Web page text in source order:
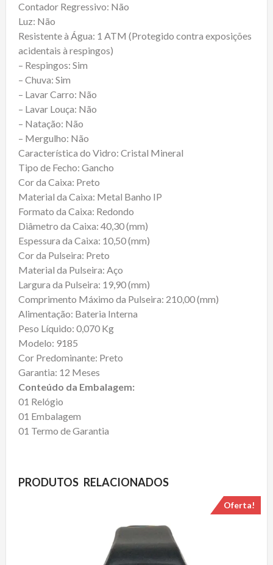
Contador Regressivo: Não
Luz: Não
Resistente à Água: 1 ATM (Protegido contra exposições
acidentais à respingos)
– Respingos: Sim
– Chuva: Sim
– Lavar Carro: Não
– Lavar Louça: Não
– Natação: Não
– Mergulho: Não
Característica do Vidro: Cristal Mineral
Tipo de Fecho: Gancho
Cor da Caixa: Preto
Material da Caixa: Metal Banho IP
Formato da Caixa: Redondo
Diâmetro da Caixa: 40,30 (mm)
Espessura da Caixa: 10,50 (mm)
Cor da Pulseira: Preto
Material da Pulseira: Aço
Largura da Pulseira: 19,90 (mm)
Comprimento Máximo da Pulseira: 210,00 (mm)
Alimentação: Bateria Interna
Peso Líquido: 0,070 Kg
Modelo: 9185
Cor Predominante: Preto
Garantia: 12 Meses
Conteúdo da Embalagem:
01 Relógio
01 Embalagem
01 Termo de Garantia
PRODUTOS RELACIONADOS
Oferta!